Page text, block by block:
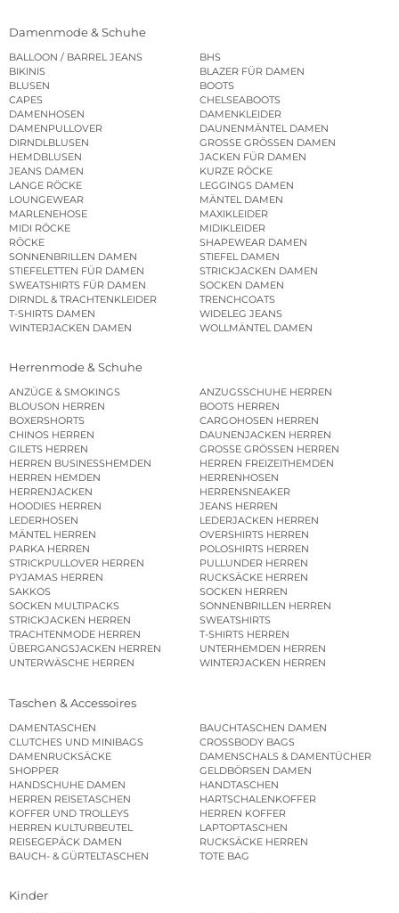
Damenmode & Schuhe
BALLOON / BARREL JEANS
BHS
BIKINIS
BLAZER FÜR DAMEN
BLUSEN
BOOTS
CAPES
CHELSEABOOTS
DAMENHOSEN
DAMENKLEIDER
DAMENPULLOVER
DAUNENMÄNTEL DAMEN
DIRNDLBLUSEN
GROSSE GRÖSSEN DAMEN
HEMDBLUSEN
JACKEN FÜR DAMEN
JEANS DAMEN
KURZE RÖCKE
LANGE RÖCKE
LEGGINGS DAMEN
LOUNGEWEAR
MÄNTEL DAMEN
MARLENEHOSE
MAXIKLEIDER
MIDI RÖCKE
MIDIKLEIDER
RÖCKE
SHAPEWEAR DAMEN
SONNENBRILLEN DAMEN
STIEFEL DAMEN
STIEFELETTEN FÜR DAMEN
STRICKJACKEN DAMEN
SWEATSHIRTS FÜR DAMEN
SOCKEN DAMEN
DIRNDL & TRACHTENKLEIDER
TRENCHCOATS
T-SHIRTS DAMEN
WIDELEG JEANS
WINTERJACKEN DAMEN
WOLLMÄNTEL DAMEN
Herrenmode & Schuhe
ANZÜGE & SMOKINGS
ANZUGSSCHUHE HERREN
BLOUSON HERREN
BOOTS HERREN
BOXERSHORTS
CARGOHOSEN HERREN
CHINOS HERREN
DAUNENJACKEN HERREN
GILETS HERREN
GROSSE GRÖSSEN HERREN
HERREN BUSINESSHEMDEN
HERREN FREIZEITHEMDEN
HERREN HEMDEN
HERRENHOSEN
HERRENJACKEN
HERRENSNEAKER
HOODIES HERREN
JEANS HERREN
LEDERHOSEN
LEDERJACKEN HERREN
MÄNTEL HERREN
OVERSHIRTS HERREN
PARKA HERREN
POLOSHIRTS HERREN
STRICKPULLOVER HERREN
PULLUNDER HERREN
PYJAMAS HERREN
RUCKSÄCKE HERREN
SAKKOS
SOCKEN HERREN
SOCKEN MULTIPACKS
SONNENBRILLEN HERREN
STRICKJACKEN HERREN
SWEATSHIRTS
TRACHTENMODE HERREN
T-SHIRTS HERREN
ÜBERGANGSJACKEN HERREN
UNTERHEMDEN HERREN
UNTERWÄSCHE HERREN
WINTERJACKEN HERREN
Taschen & Accessoires
DAMENTASCHEN
BAUCHTASCHEN DAMEN
CLUTCHES UND MINIBAGS
CROSSBODY BAGS
DAMENRUCKSÄCKE
DAMENSCHALS & DAMENTÜCHER
SHOPPER
GELDBÖRSEN DAMEN
HANDSCHUHE DAMEN
HANDTASCHEN
HERREN REISETASCHEN
HARTSCHALENKOFFER
KOFFER UND TROLLEYS
HERREN KOFFER
HERREN KULTURBEUTEL
LAPTOPTASCHEN
REISEGEPÄCK DAMEN
RUCKSÄCKE HERREN
BAUCH- & GÜRTELTASCHEN
TOTE BAG
Kinder